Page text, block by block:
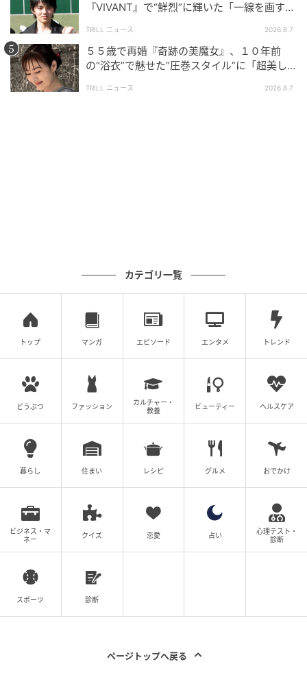
『トイ・ストーリー５』のカメオ声優出演を果たした
塩﨑太智さんは、
めちゃくちゃ嬉しい！！！！！！
また、吉田仁人さんは
メンバーの声が作品から聞こえてくる嬉しさ、そして
佐野がずっとやりたいと言っていた作品の声優を務め
て、その映画の一緒の空間にいれることが、すごく幸
せでした！
とコメントを寄せられました。
『トイ・ストーリー５』で大活躍を見せるトイレトレ
ーニングのおもちゃ「スマーティー・パンツ」の日本
んのカメオ声優出演について
（塩﨑）太智と一緒に完成版を観たのですが、太智の
声は１回だと分からないかもしれないです。
吉田の声は分かるかもしれません。
しっかり演じたので何回も見てください！
『VIVANT』で“鮮烈”に輝いた「一線を画す」
TRILL ニュース 2026.8.7
５５歳で再婚『奇跡の美魔女』、１０年前
の“浴衣”で魅せた“圧巻スタイル”に「超美し
TRILL ニュース 2026.8.7
カテゴリ一覧
トップ マンガ エピソード エンタメ トレンド
どうぶつ ファッション
カルチャー・
教養
ビューティー ヘルスケア
暮らし 住まい レシピ グルメ おでかけ
ビジネス・マ
ネー
クイズ 恋愛 占い
心理テスト・
診断
スポーツ 診断
ページトップへ戻る